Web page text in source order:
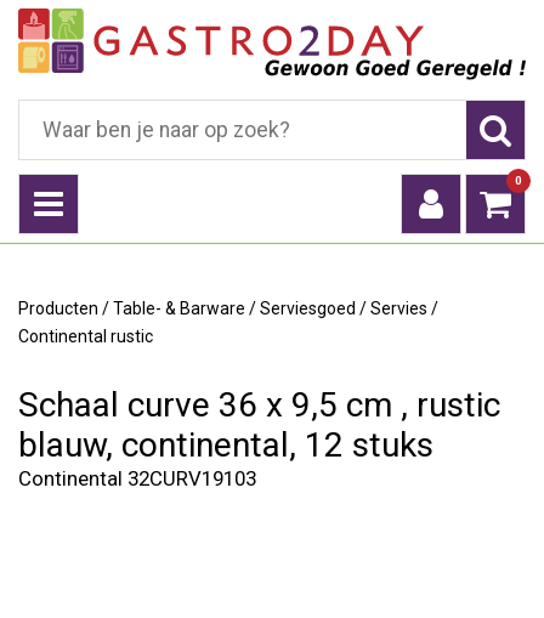
0
Producten /Table- & Barware /Serviesgoed /Servies /
Continental rustic
Schaal curve 36 x 9,5 cm , rustic
blauw, continental, 12 stuks
Continental 32CURV19103